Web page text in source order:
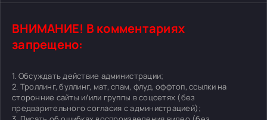
ВНИМАНИЕ! В комментариях
запрещено:
1. Обсуждать действие администрации;
2. Троллинг, буллинг, мат, спам, флуд, оффтоп, ссылки на
сторонние сайты и/или группы в соцсетях (без
предварительного согласия с администрацией);